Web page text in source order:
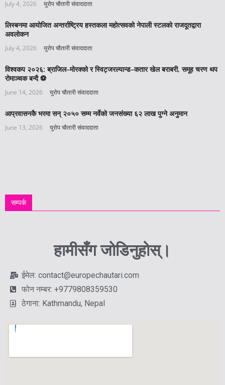
July 4, 2026 युरोप चौतारी संवाददाता
लिस्बनमा आयोजित अन्तर्राष्ट्रिय हस्तकला महोत्सवको नेपाली स्टलको राजदूतद्वारा
अवलोकन
July 4, 2026 युरोप चौतारी संवाददाता
विश्वकप २०२६: ब्राजिल–मोरक्को र स्विट्जरल्यान्ड–कतार खेल बराबरी, समूह चरण थप
रोमाञ्चक बन्दै ⚽️
June 14, 2026 युरोप चौतारी संवाददाता
आप्रवासनकै भरमा सन् २०५० सम्म नर्वेको जनसंख्या ६२ लाख पुग्ने अनुमान
June 13, 2026 युरोप चौतारी संवाददाता
सम्पर्क
हामीसँग जोडिनुहोस्।
ईमेल: contact@europechautari.com
फोन नम्बर: +9779808359530
ठेगाना: Kathmandu, Nepal